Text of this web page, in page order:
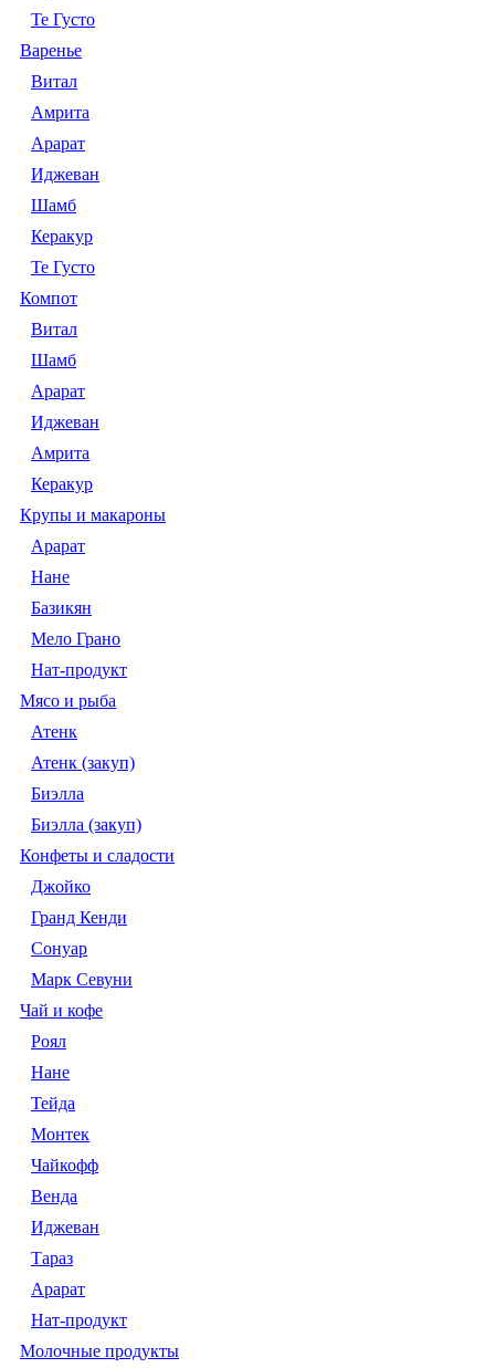
Те Густо
Варенье
Витал
Амрита
Арарат
Иджеван
Шамб
Керакур
Те Густо
Компот
Витал
Шамб
Арарат
Иджеван
Амрита
Керакур
Крупы и макароны
Арарат
Нане
Базикян
Мело Грано
Нат-продукт
Мясо и рыба
Атенк
Атенк (закуп)
Биэлла
Биэлла (закуп)
Конфеты и сладости
Джойко
Гранд Кенди
Сонуар
Марк Севуни
Чай и кофе
Роял
Нане
Тейда
Монтек
Чайкофф
Венда
Иджеван
Тараз
Арарат
Нат-продукт
Молочные продукты